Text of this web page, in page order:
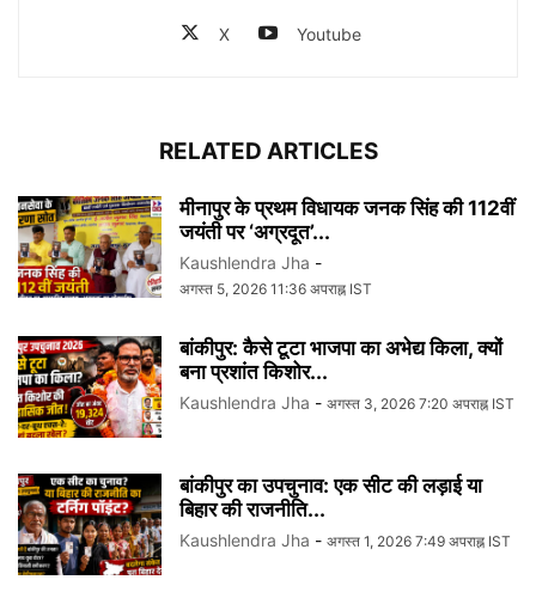
X Youtube
RELATED ARTICLES
मीनापुर के प्रथम विधायक जनक सिंह की 112वीं
जयंती पर ‘अग्रदूत’...
Kaushlendra Jha -
अगस्त 5, 2026 11:36 अपराह्न IST
बांकीपुर: कैसे टूटा भाजपा का अभेद्य किला, क्यों
बना प्रशांत किशोर...
Kaushlendra Jha - अगस्त 3, 2026 7:20 अपराह्न IST
बांकीपुर का उपचुनाव: एक सीट की लड़ाई या
बिहार की राजनीति...
Kaushlendra Jha - अगस्त 1, 2026 7:49 अपराह्न IST